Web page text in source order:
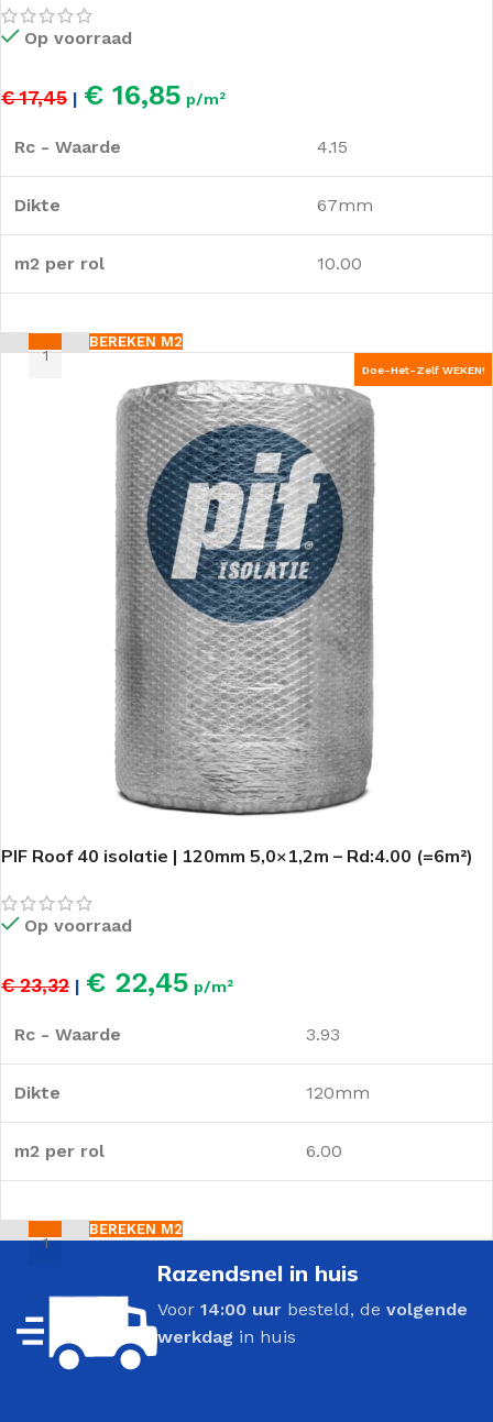
Op voorraad
€ 17,45 | € 16,85 p/m²
Rc - Waarde 4.15
Dikte 67mm
m2 per rol 10.00
BEREKEN M2
Doe-Het-Zelf WEKEN!
PIF Roof 40 isolatie | 120mm 5,0×1,2m – Rd:4.00 (=6m²)
Op voorraad
€ 23,32 | € 22,45 p/m²
Rc - Waarde 3.93
Dikte 120mm
m2 per rol 6.00
BEREKEN M2
Razendsnel in huis
Voor 14:00 uur besteld, de volgende
werkdag in huis